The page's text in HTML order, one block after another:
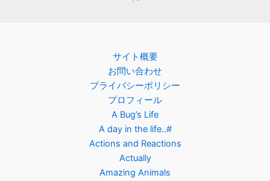
サイト概要
お問い合わせ
プライバシーポリシー
プロフィール
A Bug’s Life
A day in the life..#
Actions and Reactions
Actually
Amazing Animals